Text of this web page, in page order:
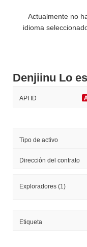
Actualmente no
idioma
Denjiinu Lo
API ID
Tipo de activo
Dirección del contrato
Exploradores (1)
Etiqueta